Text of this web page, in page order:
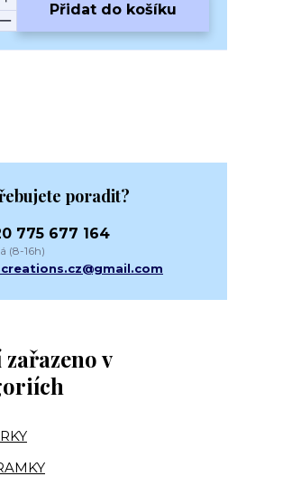
Přidat do košíku
v
poradit?
775 677 164
(8-16h)